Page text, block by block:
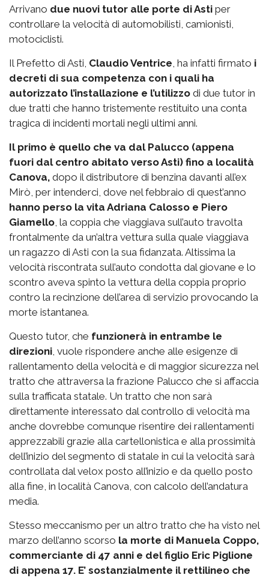
Arrivano due nuovi tutor alle porte di Asti per
controllare la velocità di automobilisti, camionisti,
motociclisti.
Il Prefetto di Asti, Claudio Ventrice , ha infatti firmato i
decreti di sua competenza con i quali ha
autorizzato l’installazione e l’utilizzo di due tutor in
due tratti che hanno tristemente restituito una conta
tragica di incidenti mortali negli ultimi anni.
Il primo è quello che va dal Palucco (appena
fuori dal centro abitato verso Asti) fino a località
Canova, dopo il distributore di benzina davanti all’ex
Mirò, per intenderci, dove nel febbraio di quest’anno
hanno perso la vita Adriana Calosso e Piero
Giamello , la coppia che viaggiava sull’auto travolta
frontalmente da un’altra vettura sulla quale viaggiava
un ragazzo di Asti con la sua fidanzata. Altissima la
velocità riscontrata sull’auto condotta dal giovane e lo
scontro aveva spinto la vettura della coppia proprio
contro la recinzione dell’area di servizio provocando la
morte istantanea.
Questo tutor, che funzionerà in entrambe le
direzioni , vuole rispondere anche alle esigenze di
rallentamento della velocità e di maggior sicurezza nel
tratto che attraversa la frazione Palucco che si affaccia
sulla trafficata statale. Un tratto che non sarà
direttamente interessato dal controllo di velocità ma
anche dovrebbe comunque risentire dei rallentamenti
apprezzabili grazie alla cartellonistica e alla prossimità
dell’inizio del segmento di statale in cui la velocità sarà
controllata dal velox posto all’inizio e da quello posto
alla fine, in località Canova, con calcolo dell’andatura
media.
Stesso meccanismo per un altro tratto che ha visto nel
marzo dell’anno scorso la morte di Manuela Coppo,
commerciante di 47 anni e del figlio Eric Piglione
di appena 17. E’ sostanzialmente il rettilineo che